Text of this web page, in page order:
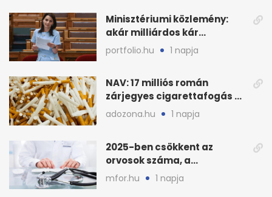
Minisztériumi közlemény:
akár milliárdos kár
fenyegette Budapest fáit
portfolio.hu 1 napja
NAV: 17 milliós román
zárjegyes cigarettafogás az
M1-esen
adozona.hu 1 napja
2025-ben csökkent az
orvosok száma, a
háziorvosokra még több
mfor.hu 1 napja